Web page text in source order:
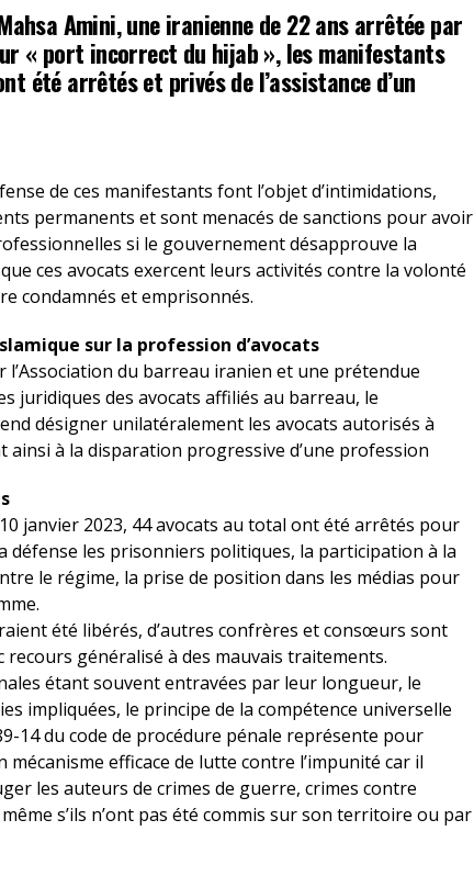
FÉMINISTE
Amini, une iranienne de 22 ans arrêtée par
« port incorrect du hijab », les manifestants
été arrêtés et privés de l’assistance d’un
de ces manifestants font l’objet d’intimidations,
permanents et sont menacés de sanctions pour avoir
si le gouvernement désapprouve la
ces avocats exercent leurs activités contre la volonté
condamnés et emprisonnés.
sur la profession d’avocats
du barreau iranien et une prétendue
juridiques des avocats affiliés au barreau, le
désigner unilatéralement les avocats autorisés à
ainsi à la disparation progressive d’une profession
janvier 2023, 44 avocats au total ont été arrêtés pour
défense les prisonniers politiques, la participation à la
le régime, la prise de position dans les médias pour
été libérés, d’autres confrères et consœurs sont
généralisé à des mauvais traitements.
étant souvent entravées par leur longueur, le
impliquées, le principe de la compétence universelle
14 du code de procédure pénale représente pour
mécanisme efficace de lutte contre l’impunité car il
les auteurs de crimes de guerre, crimes contre
s’ils n’ont pas été commis sur son territoire ou par